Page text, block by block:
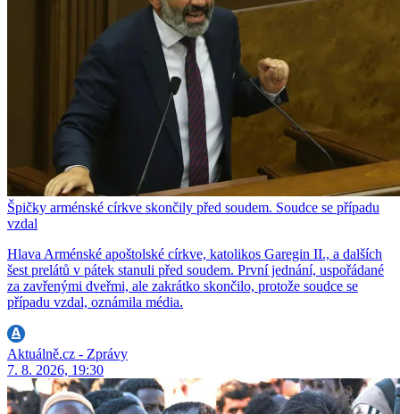
Špičky arménské církve skončily před soudem. Soudce se případu
vzdal
Hlava Arménské apoštolské církve, katolikos Garegin II., a dalších
šest prelátů v pátek stanuli před soudem. První jednání, uspořádané
za zavřenými dveřmi, ale zakrátko skončilo, protože soudce se
případu vzdal, oznámila média.
Aktuálně.cz - Zprávy
7. 8. 2026, 19:30